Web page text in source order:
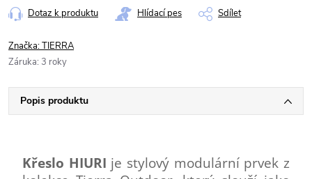
Dotaz k produktu Hlídací pes Sdílet
Značka:TIERRA
Záruka: 3 roky
Popis produktu
Křeslo HIURI je stylový modulární prvek z